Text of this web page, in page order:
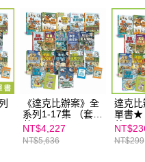
https://aftee.tw/terms/#terms3
３．未成年的使用者請事先徵
「AFTEE先享後付」，若未經同
任。
４．使用「AFTEE先享後付」時
即時審查核予不同之上限額度；
結果請求用戶進行身份認證。
５．嚴禁一人註冊多個帳號或
形，恩沛科技股份有限公司將有
動。
《達克比辦案》全
系列1-17集 （套書
共17冊）
NT$4,227
NT$5,636
達克比
單書★
薦品項
NT$299